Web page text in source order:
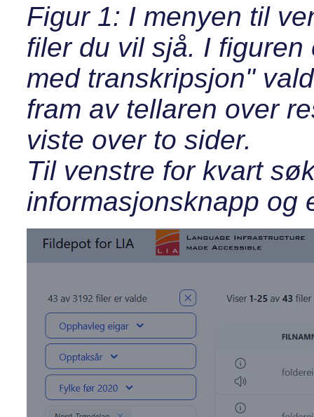
Figur 1: I menyen til
filer du vil sjå. I
med transkripsjon"
fram av tellaren over
viste over to sider.
Til venstre for kvart
informasjonsknapp og